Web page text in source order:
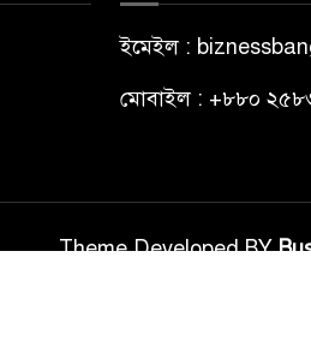
ইমেইল :
মোবাইল : +৮৮০
Theme Developed BY